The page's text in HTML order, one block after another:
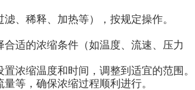
、稀释、加热等），按规定操作。
适的浓缩条件（如温度、流速、压力
浓缩温度和时间，调整到适宜的范围。
等，确保浓缩过程顺利进行。